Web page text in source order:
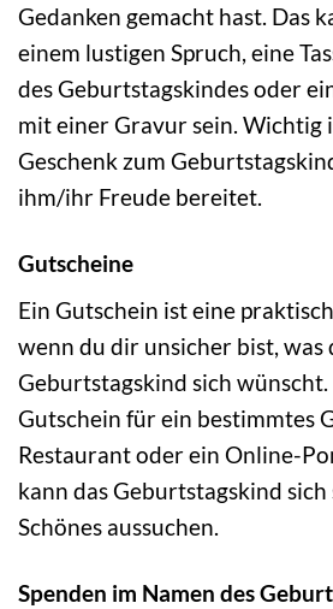
Gedanken gemacht hast. Das
einem lustigen Spruch, eine
des Geburtstagskindes oder
mit einer Gravur sein. Wichtig
Geschenk zum
ihm/ihr Freude bereitet.
Gutscheine
Ein Gutschein ist eine
wenn du dir unsicher bist, was
Geburtstagskind sich
Gutschein für ein bestimmtes
Restaurant oder ein Online-
kann das Geburtstagskind
Schönes aussuchen.
Spenden im Namen des